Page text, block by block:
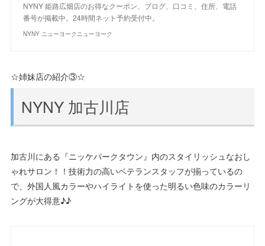
NYNY 姫路広畑店のお得なクーポン、ブログ、口コミ、住所、電話
番号が掲載中。24時間ネット予約受付中。
NYNY ニューヨークニューヨーク
☆姉妹店の紹介③☆
NYNY 加古川店
加古川にある『ニッケパークタウン』内のスタイリッシュなおし
ゃれサロン！！技術力の高いベテランスタッフが揃っているの
で、外国人風カラーやハイライトを使った明るい色味のカラーリ
ングが大得意♪♪